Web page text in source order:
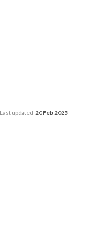
Last updated 20 Feb 2025